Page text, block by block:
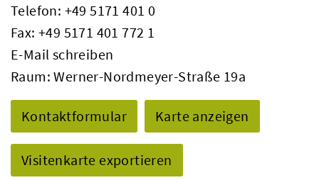
Telefon: +49 5171 401 0
Fax: +49 5171 401 772 1
E-Mail schreiben
Raum: Werner-Nordmeyer-Straße 19a
Kontaktformular Karte anzeigen
Visitenkarte exportieren